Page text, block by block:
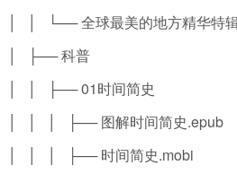
│ │ └── 全球最美的地方精华特
│ ├── 科普
│ │ ├── 01时间简史
│ │ │ ├── 图解时间简史.epub
│ │ │ ├── 时间简史.mobi